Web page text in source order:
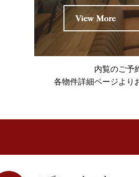
内覧のご予
各物件詳細ページより